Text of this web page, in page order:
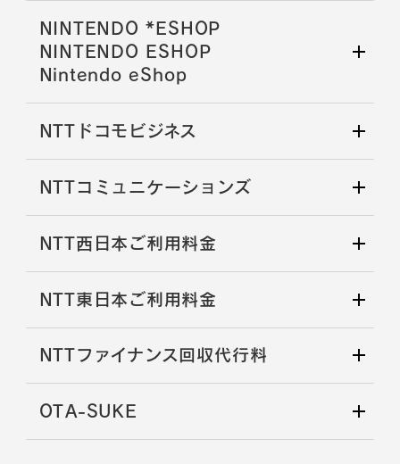
NINTENDO *ESHOP
NINTENDO ESHOP
Nintendo eShop
NTTドコモビジネス
NTTコミュニケーションズ
NTT西日本ご利用料金
NTT東日本ご利用料金
NTTファイナンス回収代行料
OTA-SUKE